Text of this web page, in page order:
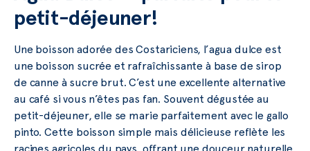
petit-déjeuner!
Une boisson adorée des Costariciens, l’agua dulce est
une boisson sucrée et rafraîchissante à base de sirop
de canne à sucre brut. C’est une excellente alternative
au café si vous n’êtes pas fan. Souvent dégustée au
petit-déjeuner, elle se marie parfaitement avec le gallo
pinto. Cette boisson simple mais délicieuse reflète les